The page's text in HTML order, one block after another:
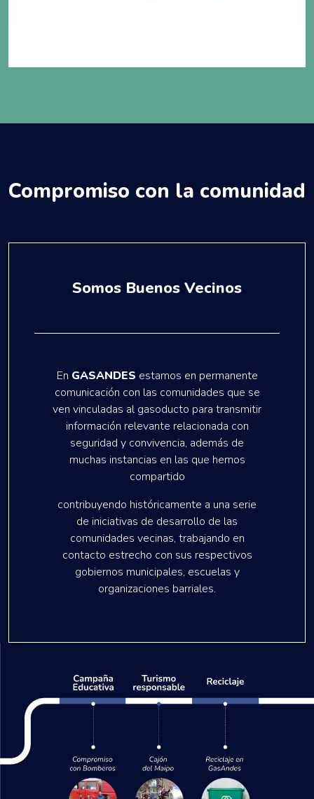
Compromiso con la comunidad
Somos Buenos Vecinos
En GASANDES estamos en permanente
comunicación con las comunidades que se
ven vinculadas al gasoducto para transmitir
información relevante relacionada con
seguridad y convivencia, además de
muchas instancias en las que hemos
compartido
contribuyendo históricamente a una serie
de iniciativas de desarrollo de las
comunidades vecinas, trabajando en
contacto estrecho con sus respectivos
gobiernos municipales, escuelas y
organizaciones barriales.